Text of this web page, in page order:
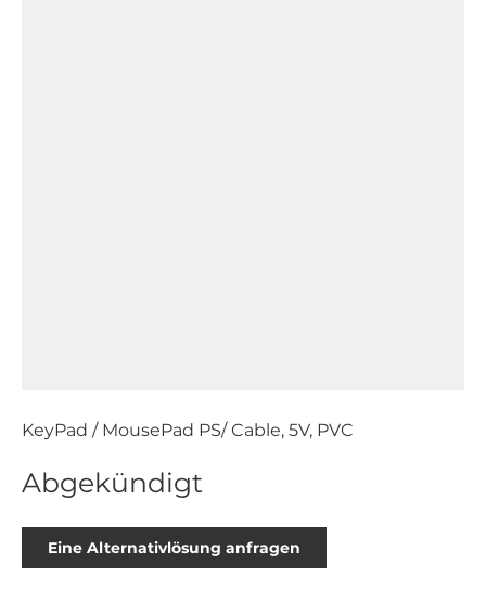
KeyPad / MousePad PS/ Cable, 5V, PVC
Abgekündigt
Eine Alternativlösung anfragen